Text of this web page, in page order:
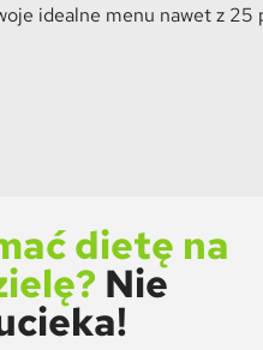
idealne menu nawet z 25
dietę na
Nie